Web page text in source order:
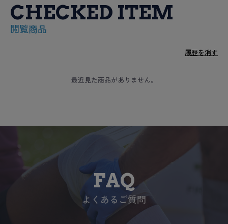
CHECKED ITEM
閲覧商品
履歴を消す
最近見た商品がありません。
FAQ
よくあるご質問